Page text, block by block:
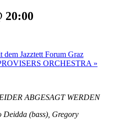
20:00
dem Jazztett Forum Graz
ORCHESTRA »
ABGESAGT WERDEN
(bass), Gregory